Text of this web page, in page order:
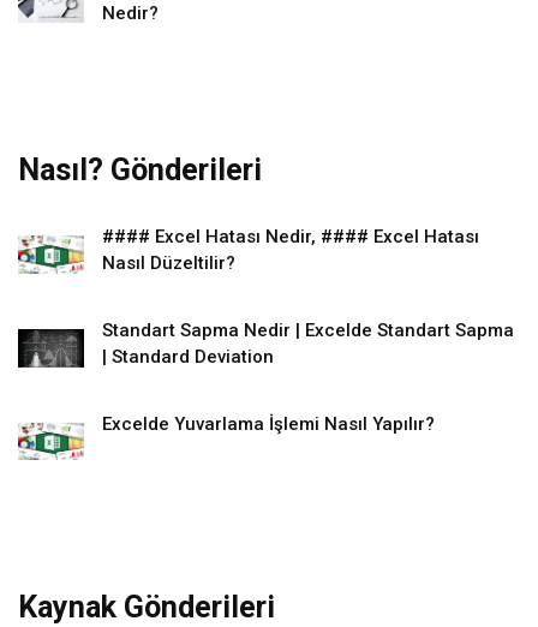
Nedir?
Nasıl? Gönderileri
#### Excel Hatası Nedir, #### Excel Hatası
Nasıl Düzeltilir?
Standart Sapma Nedir | Excelde Standart Sapma
| Standard Deviation
Excelde Yuvarlama İşlemi Nasıl Yapılır?
Kaynak Gönderileri